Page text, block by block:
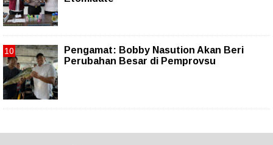
Pengamat: Bobby Nasution Akan Beri
Perubahan Besar di Pemprovsu